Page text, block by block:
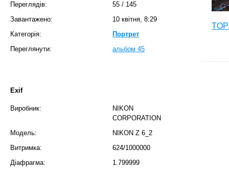
Переглядів:
55 / 145
Завантажено:
10 квітня, 8:29
Категорія:
Портрет
Переглянути:
альбом 45
Exif
Виробник:
NIKON
CORPORATION
Модель:
NIKON Z 6_2
Витримка:
624/1000000
Діафрагма:
1.799999